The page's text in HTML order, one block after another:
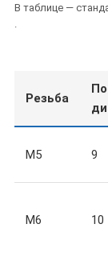
В таблице —
.
Резьба
М5 9
М6 10